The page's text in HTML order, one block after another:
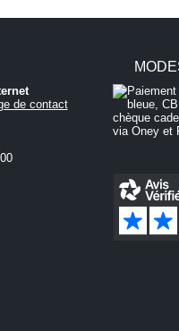
avec les réglementations.
de contact